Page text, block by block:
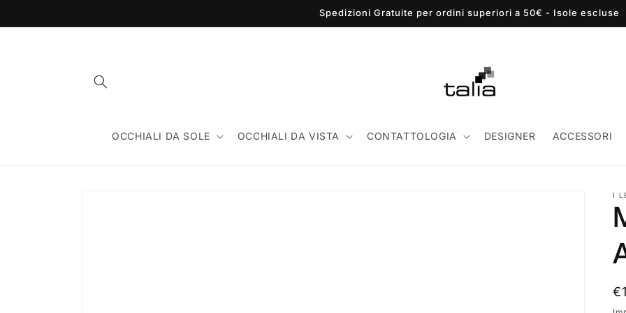
ai contenuti
Spedizioni Gratuite per ordini superiori a 50€ - Isole escluse
OCCHIALI DA SOLE OCCHIALI DA VISTA CONTATTOLOGIA DESIGNER ACCESSORI
I